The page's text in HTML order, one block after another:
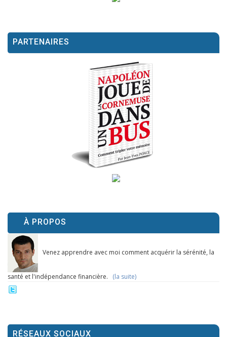
PARTENAIRES
À PROPOS
Venez apprendre avec moi comment acquérir la sérénité, la
santé et l'indépendance financière. (la suite)
RÉSEAUX SOCIAUX